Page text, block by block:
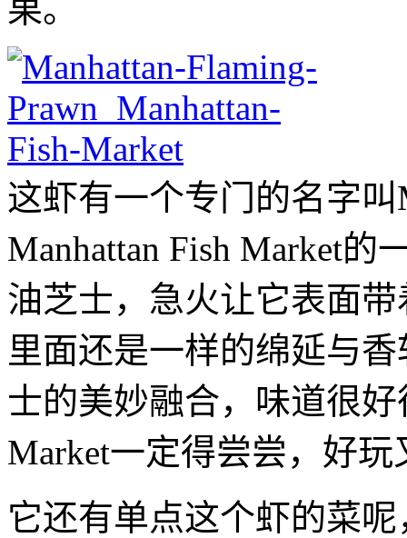
果。
这虾有一个专门的名字叫
Manhattan Fish Market
油芝士，急火让它表面
里面还是一样的绵延与
士的美妙融合，味道很好
Market一定得尝尝，好玩
它还有单点这个虾的菜